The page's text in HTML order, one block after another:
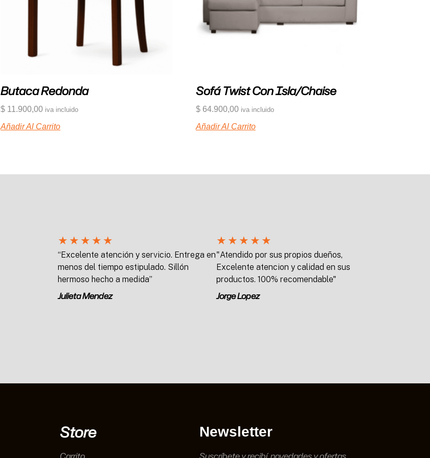
Butaca Redonda
$ 11.900,00 iva incluido
Añadir Al Carrito
Sofá Twist Con Isla/chaise
$64.900,00 iva incluido
Añadir Al Carrito
★ ★ ★ ★ ★
“Excelente atención y servicio. Entrega en
menos del tiempo estipulado. Sillón
hermoso hecho a medida”
Julieta Mendez
★ ★ ★ ★ ★
"Atendido por sus propios dueños,
Excelente atencion y calidad en sus
productos. 100% recomendable"
Jorge Lopez
Store Newsletter